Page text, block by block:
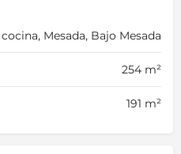
Mesada, Bajo Mesada
254 m²
191 m²